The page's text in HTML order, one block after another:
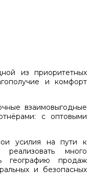
из приоритетных
и комфорт
взаимовыгодные
с оптовыми
усилия на пути к
много
географию продаж
и безопасных